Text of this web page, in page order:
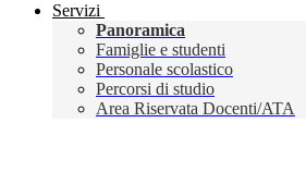
Servizi
Panoramica
Famiglie e studenti
Personale scolastico
Percorsi di studio
Area Riservata Docenti/ATA